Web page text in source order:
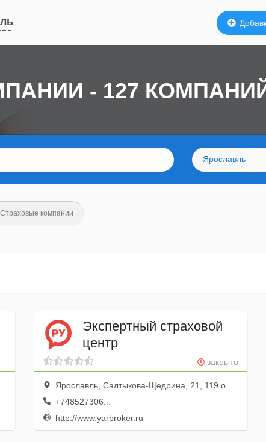
Ярославль
- 127
Страховые компании
Экспертный страховой
центр
закрыто
Ярославль, Салтыкова-Щедрина, 21, 119 офис; 1 этаж
+748527306...
http://www.yarbroker.ru